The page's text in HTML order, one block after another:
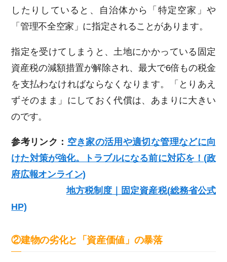
したりしていると、自治体から「特定空家」や
「管理不全空家」に指定されることがあります。
指定を受けてしまうと、土地にかかっている固定
資産税の減額措置が解除され、最大で6倍もの税金
を支払わなければならなくなります。「とりあえ
ずそのまま」にしておく代償は、あまりに大きい
のです。
参考リンク： 空き家の活用や適切な管理などに向
けた対策が強化。トラブルになる前に対応を！(政
府広報オンライン)
地方税制度｜固定資産税(総務省公式
HP)
②建物の劣化と「資産価値」の暴落